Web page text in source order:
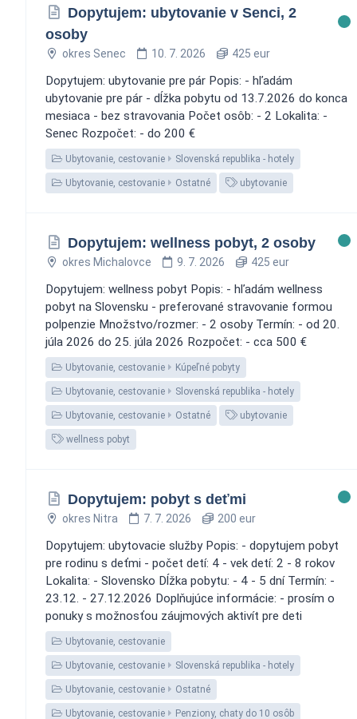
Dopytujem: ubytovanie v Senci, 2
osoby
okres Senec 10. 7. 2026 425 eur
Dopytujem: ubytovanie pre pár Popis: - hľadám
ubytovanie pre pár - dĺžka pobytu od 13.7.2026 do konca
mesiaca - bez stravovania Počet osôb: - 2 Lokalita: -
Senec Rozpočet: - do 200 €
Ubytovanie, cestovanie Slovenská republika - hotely
Ubytovanie, cestovanie Ostatné ubytovanie
Dopytujem: wellness pobyt, 2 osoby
okres Michalovce 9. 7. 2026 425 eur
Dopytujem: wellness pobyt Popis: - hľadám wellness
pobyt na Slovensku - preferované stravovanie formou
polpenzie Množstvo/rozmer: - 2 osoby Termín: - od 20.
júla 2026 do 25. júla 2026 Rozpočet: - cca 500 €
Ubytovanie, cestovanie Kúpeľné pobyty
Ubytovanie, cestovanie Slovenská republika - hotely
Ubytovanie, cestovanie Ostatné ubytovanie
wellness pobyt
Dopytujem: pobyt s deťmi
okres Nitra 7. 7. 2026 200 eur
Dopytujem: ubytovacie služby Popis: - dopytujem pobyt
pre rodinu s deťmi - počet detí: 4 - vek detí: 2 - 8 rokov
Lokalita: - Slovensko Dĺžka pobytu: - 4 - 5 dní Termín: -
23.12. - 27.12.2026 Doplňujúce informácie: - prosím o
ponuky s možnosťou záujmových aktivít pre deti
Ubytovanie, cestovanie
Ubytovanie, cestovanie Slovenská republika - hotely
Ubytovanie, cestovanie Ostatné
Ubytovanie, cestovanie Penziony, chaty do 10 osôb